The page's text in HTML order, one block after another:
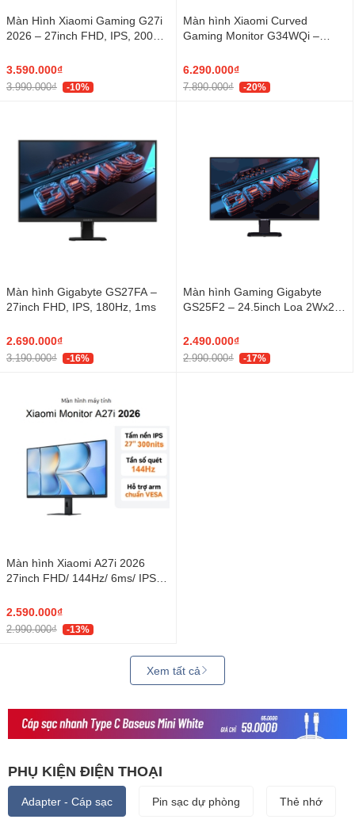
Màn Hình Xiaomi Gaming G27i
2026 – 27inch FHD, IPS, 200Hz,
3.590.000₫
3.990.000₫ -10%
Màn hình Xiaomi Curved
Gaming Monitor G34WQi –
1500R
6.290.000₫
7.890.000₫ -20%
Màn hình Gigabyte GS27FA –
27inch FHD, IPS, 180Hz, 1ms
2.690.000₫
3.190.000₫ -16%
Màn hình Gaming Gigabyte
GS25F2 – 24.5inch Loa 2Wx2,
2.490.000₫
2.990.000₫ -17%
Màn hình Xiaomi A27i 2026
27inch FHD/ 144Hz/ 6ms/ IPS
2.590.000₫
2.990.000₫ -13%
Xem tất cả
PHỤ KIỆN ĐIỆN THOẠI
Adapter - Cáp sạc Pin sạc dự phòng Thẻ nhớ